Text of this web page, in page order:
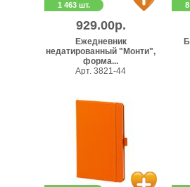
1 463 шт.
929.00р.
Ежедневник
недатированный "Монти",
форма...
Арт. 3821-44